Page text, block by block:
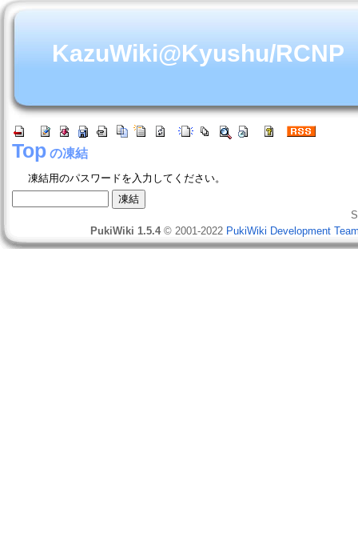
KazuWiki@Kyushu/RCNP
Top の凍結
凍結用のパスワードを入力してください。
PukiWiki 1.5.4© 2001-2022 PukiWiki Development